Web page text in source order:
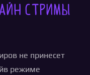
стримы
не принесет
режиме